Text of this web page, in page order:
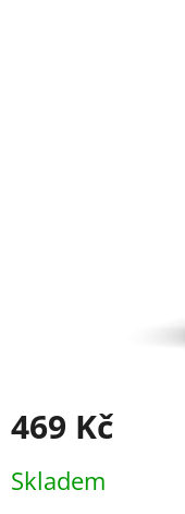
469 Kč
cena:
Skladem